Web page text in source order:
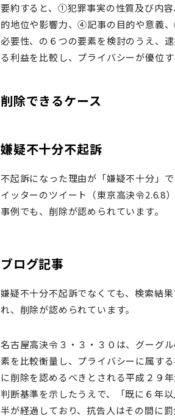
要約すると、①犯罪事実の性質及び内
的地位や影響力、④記事の目的や意義
必要性、の６つの要素を検討のうえ、
る利益を比較し、プライバシーが優位
削除できるケース
嫌疑不十分不起訴
不起訴になった理由が「嫌疑不十分」
イッターのツイート（東京高決令2.6.8
事例でも、削除が認められています。
ブログ記事
嫌疑不十分不起訴でなくても、検索結
れ、削除が認められています。
名古屋高決令３・３・３０は、グーグ
素を比較衡量し、プライバシーに属す
に削除を認めるべきとされる平成２９
判断基準を示したうえで、「既に６年
半が経過しており、抗告人はその間に